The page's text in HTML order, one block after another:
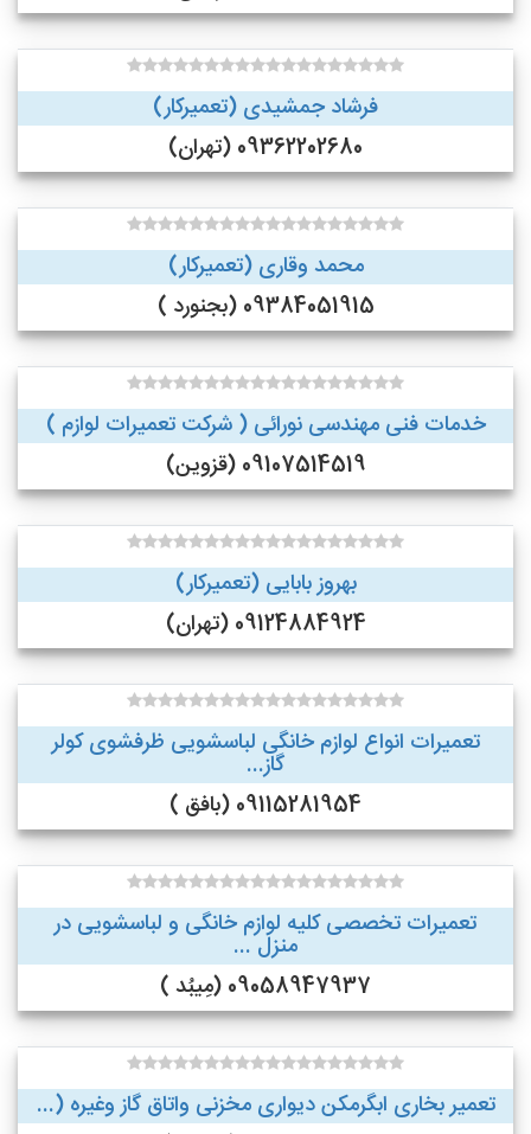
فرشاد جمشیدی (تعمیرکار)
09362202680 (تهران)
محمد وقاری (تعمیرکار)
09384051915 (بجنورد )
خدمات فنی مهندسی نورائی ( شرکت تعمیرات لوازم )
09107514519 (قزوین)
بهروز بابایی (تعمیرکار)
09124884924 (تهران)
تعمیرات انواع لوازم خانگی لباسشویی ظرفشوی کولر
گاز...
09115281954 (بافق )
تعمیرات تخصصی کلیه لوازم خانگی و لباسشویی در
منزل ...
09058947937 (مِیبُد )
تعمیر بخاری ابگرمکن دیواری مخزنی واتاق گاز وغیره (...